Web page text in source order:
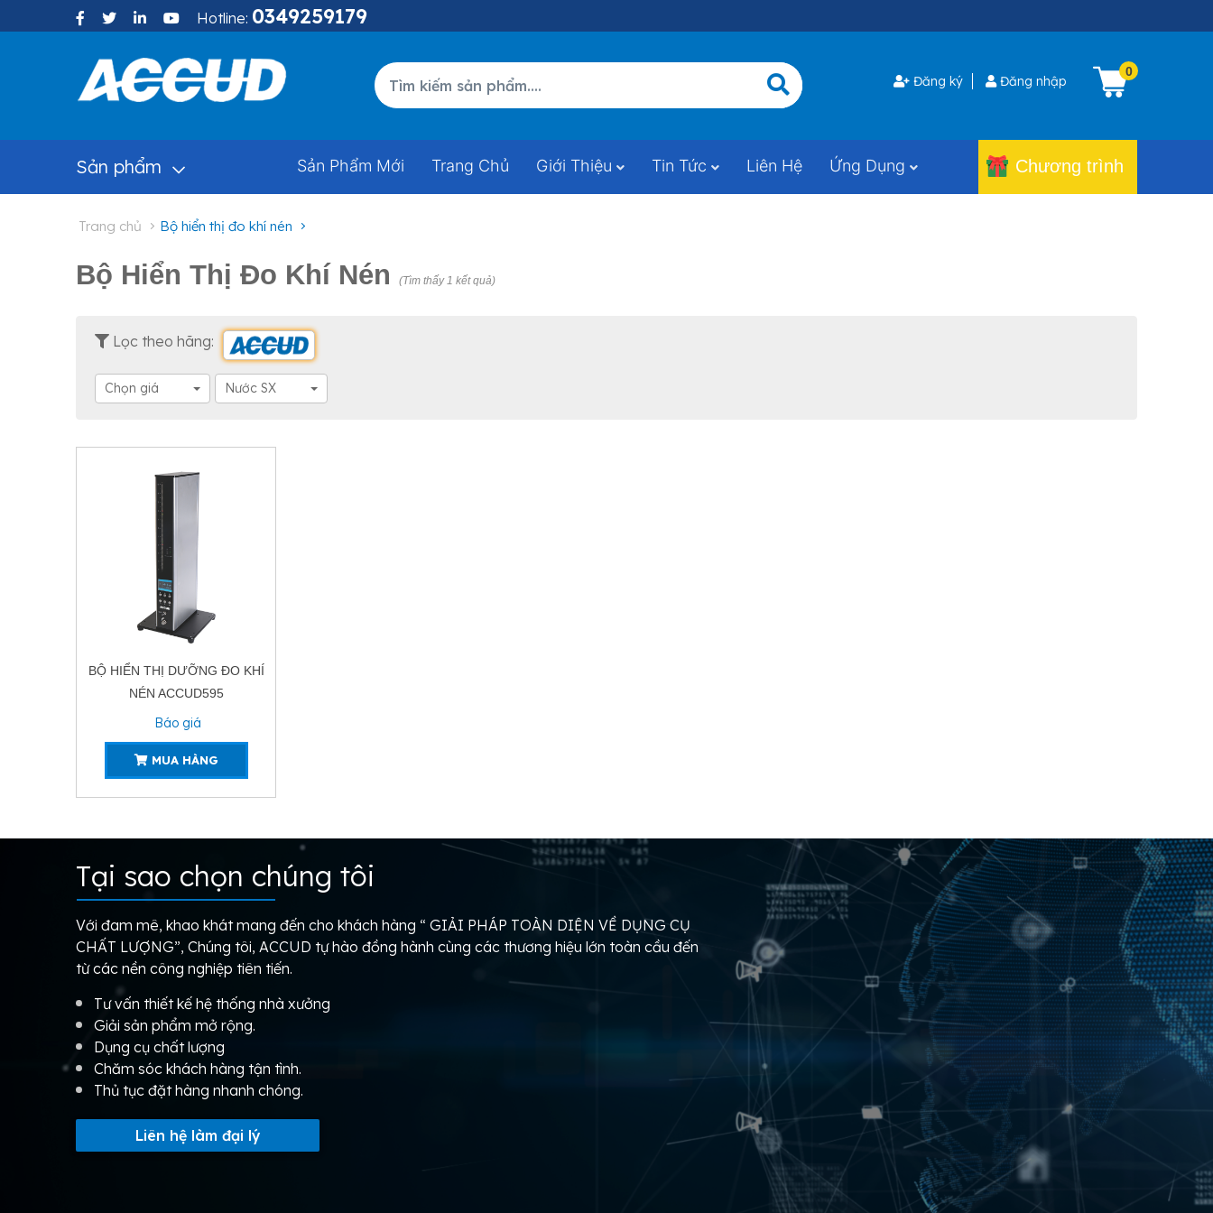
Hotline: 0349259179
Đăng ký Đăng nhập
0
Sản phẩm Sản Phẩm Mới Trang Chủ Giới Thiệu Tin Tức Liên Hệ Ứng Dụng Chương trình
trang chủ bộ hiển thị đo khí nén
Bộ Hiển Thị Đo Khí Nén (Tìm thấy 1 kết quả)
Lọc theo hãng:
Chọn giá Nước SX
BỘ HIỂN THỊ DƯỠNG ĐO KHÍ
NÉN ACCUD595
Báo giá
MUA HÀNG
Tại sao chọn chúng tôi
Với đam mê, khao khát mang đến cho khách hàng “ GIẢI PHÁP TOÀN DIỆN VỀ DỤNG CỤ
CHẤT LƯỢNG”, Chúng tôi, ACCUD tự hào đồng hành cùng các thương hiệu lớn toàn cầu đến
từ các nền công nghiệp tiên tiến.
Tư vấn thiết kế hệ thống nhà xưởng
Giải sản phẩm mở rộng.
Dụng cụ chất lượng
Chăm sóc khách hàng tận tình.
Thủ tục đặt hàng nhanh chóng.
Liên hệ làm đại lý